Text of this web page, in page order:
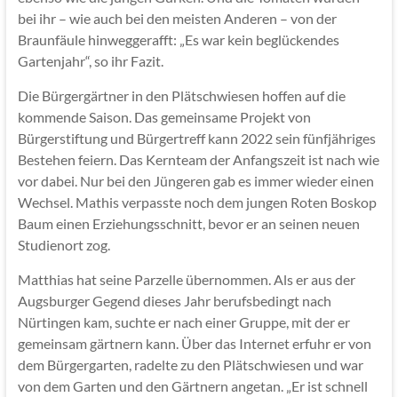
bei ihr – wie auch bei den meisten Anderen – von der
Braunfäule hinweggerafft: „Es war kein beglückendes
Gartenjahr“, so ihr Fazit.
Die Bürgergärtner in den Plätschwiesen hoffen auf die
kommende Saison. Das gemeinsame Projekt von
Bürgerstiftung und Bürgertreff kann 2022 sein fünfjähriges
Bestehen feiern. Das Kernteam der Anfangszeit ist nach wie
vor dabei. Nur bei den Jüngeren gab es immer wieder einen
Wechsel. Mathis verpasste noch dem jungen Roten Boskop
Baum einen Erziehungsschnitt, bevor er an seinen neuen
Studienort zog.
Matthias hat seine Parzelle übernommen. Als er aus der
Augsburger Gegend dieses Jahr berufsbedingt nach
Nürtingen kam, suchte er nach einer Gruppe, mit der er
gemeinsam gärtnern kann. Über das Internet erfuhr er von
dem Bürgergarten, radelte zu den Plätschwiesen und war
von dem Garten und den Gärtnern angetan. „Er ist schnell